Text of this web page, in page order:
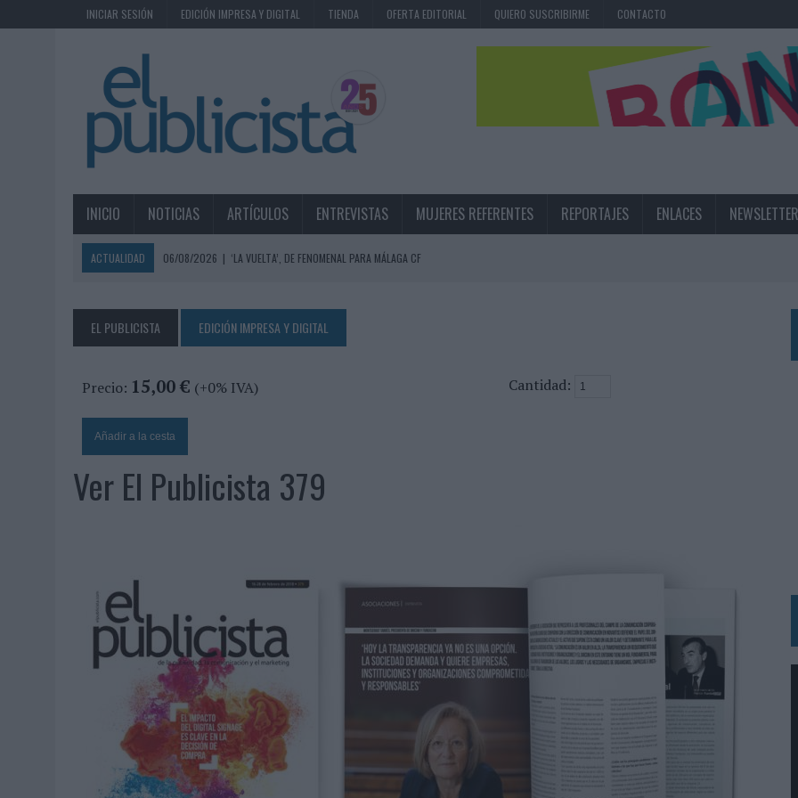
INICIAR SESIÓN EDICIÓN IMPRESA Y DIGITAL TIENDA OFERTA EDITORIAL QUIERO SUSCRIBIRME CONTACTO
INICIO NOTICIAS ARTÍCULOS ENTREVISTAS MUJERES REFERENTES REPORTAJES ENLACES NEWSLETTER
ACTUALIDAD 06/08/2026 | ‘LA VUELTA’, DE FENOMENAL PARA MÁLAGA CF
EL MERCADO PUBLICITARIO CAE UN 2,6% EN 2025, AUNQUE LOS MEDIOS CONTROLADOS MANTIENEN EL CRECIMIENTO
06/08/2026 | LA TELEVISIÓN SIGUE LIDERANDO EL CONSUMO DE MEDIOS EN VERANO Y SUPERA AL MÓVIL COMO DISPOSITIVO MÁS UTILIZADO
06/08/2026 | FRIGO Y UNIQLO LANZAN UNA COLECCIÓN PERSONALIZABLE INSPIRADA EN CORNETTO, CALIPPO Y SOLERO
05/08/2026
BEON WORLDWIDE LANZA RAÍZ URBANA PARA TRANSFORMAR EL PATRIMONIO HISTÓRICO EN ACTIVOS CULTURALES Y ECONÓMICOS
05/08/2026
LUIS ARQUILLOS (BURGO DE ARIAS): “LA CONSTRUCCIÓN DE MARCA A LARGO PLAZO Y LA MEDICIÓN SON DOS CARAS DE LA MISMA
MONEDA”
04/08/2026
‘EL PARAÍSO MÁS CERCA’, DE 22GRADOS PARA LOPESAN HOTELS & RESORTS
04/08/2026
‘LA ÚNICA CERVEZA DEL MUNDO QUE SE DISFRUTA DOS VECES’, DE INUSUALY PARA CERVEZA CAPAZ
| ‘EL FÚTBOL SIN LAS PERSONAS’, DE DENTSU CREATIVE PARA ORANGE
04/08/2026 | CAPAZ, LA CERVEZA QUE CONVIERTE CADA BOTELLA EN UNA OPORTUNIDAD DE INCLUSIÓN
04/08/2026
BABARIA Y MAXIBON SON ‘EL MATCH PERFECTO DEL VERANO’
04/08/2026
AUDIBLE REIVINDICA EL PODER TRANSFORMADOR DEL AUDIO EN SU NUEVA CAMPAÑA GLOBAL DE MARCA
EL PUBLICISTA EDICIÓN IMPRESA Y DIGITAL
Precio: 15,00 € (+0% IVA) Cantidad:
Ver El Publicista 379